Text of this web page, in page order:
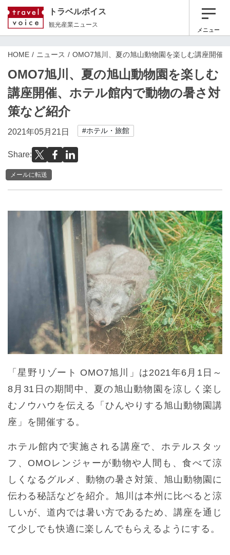
トラベルボイス
観光産業ニュース
メニュー
HOME ニュース OMO7旭川、夏の旭山動物園を楽しむ講座開催
OMO7旭川、夏の旭山動物園を楽しむ
講座開催、ホテル館内で動物の暑さ対
策など紹介
2021年05月21日 #ホテル・旅館
Share:
メールに転送
「星野リゾート OMO7旭川」は2021年6月1日～
8月31日の期間中、夏の旭山動物園を涼しく楽し
むノウハウを伝える「ひんやりする旭山動物園講
座」を開催する。
ホテル館内で実施される講座で、ホテルスタッ
フ、OMOレンジャーが動物や人間も、食べて涼
しくなるグルメ、動物の暑さ対策、旭山動物園に
伝わる秘話などを紹介。旭川は本州に比べると涼
しいが、道内では暑い方であるため、講座を通じ
て少しでも快適に楽しんでもらえるようにする。